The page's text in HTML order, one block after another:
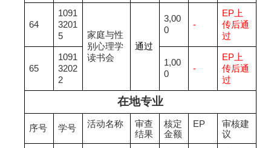
64
1091
3201
5
家庭与性
别心理学
读书会
通过
3,00
0
-
EP 上
传后通
过
65
1091
3202
2
1,00
0
-
EP 上
传后通
过
在地专业
序号 学号 活动名称
审查
结果
核定
金额
EP
审核建
议